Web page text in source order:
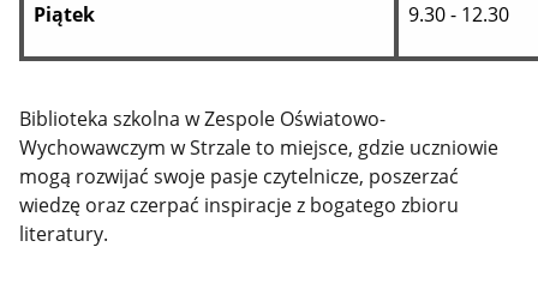
Piątek 9.30 - 12.30
Biblioteka szkolna w Zespole Oświatowo-
Wychowawczym w Strzale to miejsce, gdzie uczniowie
mogą rozwijać swoje pasje czytelnicze, poszerzać
wiedzę oraz czerpać inspiracje z bogatego zbioru
literatury.